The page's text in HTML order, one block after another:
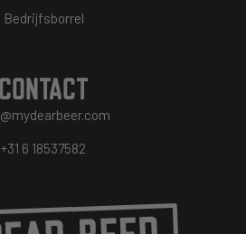
Bedrijfsborrel
CONTACT
+31 6 18537582